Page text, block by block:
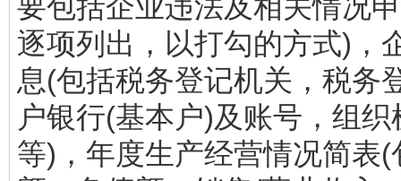
要包括企业违法及相关情况
逐项列出，以打勾的方式)，
息(包括税务登记机关，税务
户银行(基本户)及账号，组
等)，年度生产经营情况简表(